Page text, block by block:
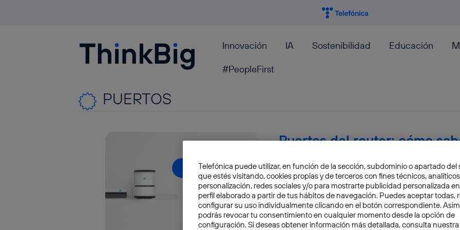
Blogthinkbig.com Innovación IA Sostenibilidad Educación
#PeopleFirst
PUERTOS
Puertos del router: cómo
En anteriores ocasiones hemos explicado
manera que tienen estos dispositivos para
salida de paquetes de datos....
José María López
Telefónica puede utilizar, en función de la sección, subdominio o apartado del
que estés visitando, cookies propias y de terceros con fines técnicos,
personalización, redes sociales y/o para mostrarte publicidad personalizada
perfil elaborado a partir de tus hábitos de navegación. Puedes aceptar todas,
configurar su uso individualmente clicando en el botón correspondiente.
podrás revocar tu consentimiento en cualquier momento desde la opción de
configuración. Si deseas obtener información más detallada, consulta nuestra